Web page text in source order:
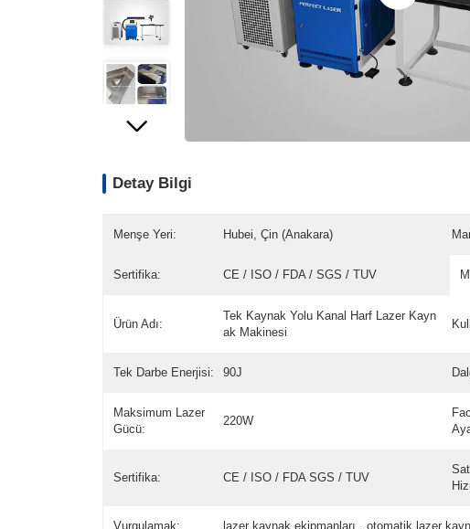
Detay Bilgi
Menşe Yeri: Hubei, Çin (Anakara)
Sertifika: CE / ISO / FDA / SGS / TUV
Ürün Adı:
Tek Kaynak Yolu Kanal Harf Lazer Kayn
ak Makinesi
Tek Darbe Enerjisi: 90J
Maksimum Lazer
Gücü:
220W
Sertifika: CE / ISO / FDA SGS / TUV
Vurgulamak: lazer kaynak ekipmanları , otomatik lazer